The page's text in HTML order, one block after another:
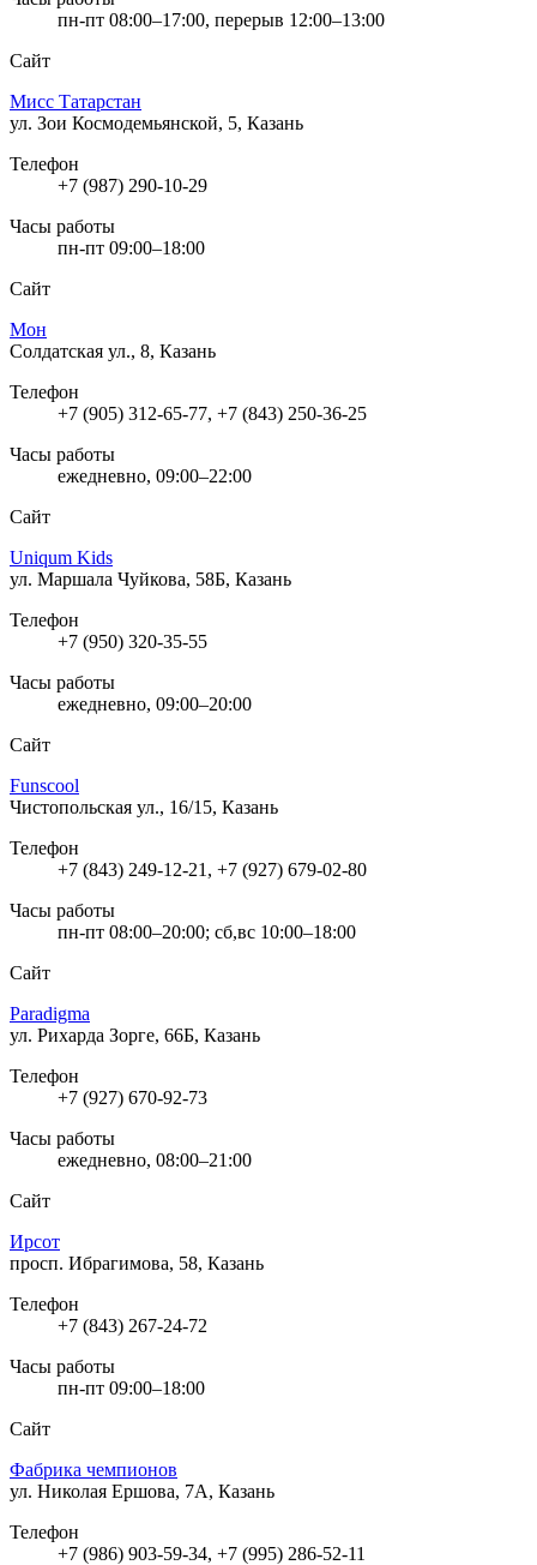
пн-пт 08:00–17:00, перерыв 12:00–13:00
Сайт
Мисс Татарстан
ул. Зои Космодемьянской, 5, Казань
Телефон
+7 (987) 290-10-29
Часы работы
пн-пт 09:00–18:00
Сайт
Мон
Солдатская ул., 8, Казань
Телефон
+7 (905) 312-65-77, +7 (843) 250-36-25
Часы работы
ежедневно, 09:00–22:00
Сайт
Uniqum Kids
ул. Маршала Чуйкова, 58Б, Казань
Телефон
+7 (950) 320-35-55
Часы работы
ежедневно, 09:00–20:00
Сайт
Funscool
Чистопольская ул., 16/15, Казань
Телефон
+7 (843) 249-12-21, +7 (927) 679-02-80
Часы работы
пн-пт 08:00–20:00; сб,вс 10:00–18:00
Сайт
Paradigma
ул. Рихарда Зорге, 66Б, Казань
Телефон
+7 (927) 670-92-73
Часы работы
ежедневно, 08:00–21:00
Сайт
Ирсот
просп. Ибрагимова, 58, Казань
Телефон
+7 (843) 267-24-72
Часы работы
пн-пт 09:00–18:00
Сайт
Фабрика чемпионов
ул. Николая Ершова, 7А, Казань
Телефон
+7 (986) 903-59-34, +7 (995) 286-52-11